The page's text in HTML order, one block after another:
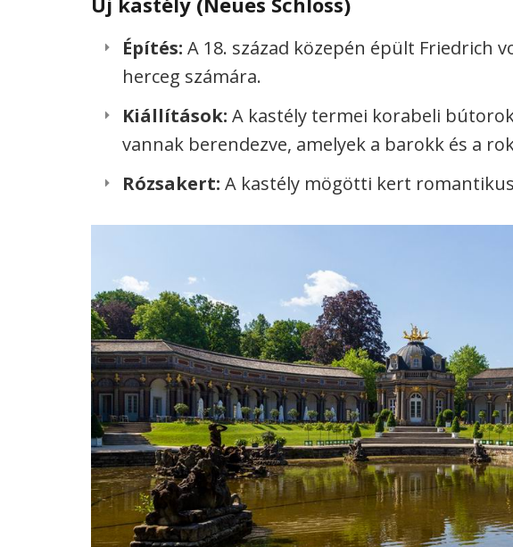
Építés: A 18. század közepén épült Friedrich
herceg számára.
Kiállítások: A kastély termei korabeli
vannak berendezve, amelyek a barokk és a
Rózsakert: A kastély mögötti kert